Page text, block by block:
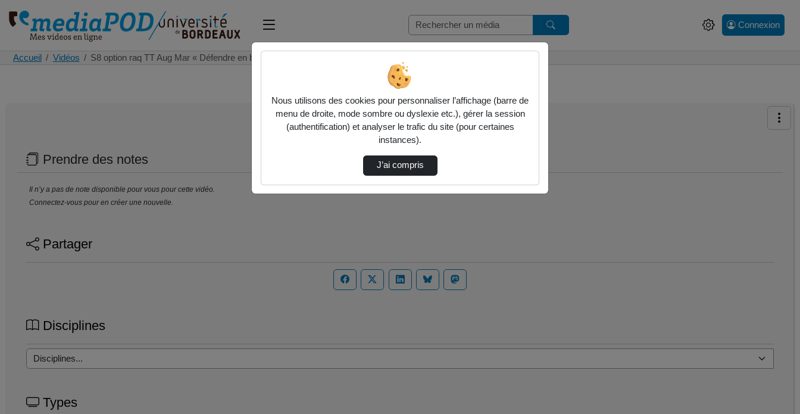
Connexion
Accueil Vidéos S8 option raq TT Aug Mar « Défendre en balle…
Prendre des notes
Il n’y a pas de note disponible pour vous pour cette vidéo.
Connectez-vous pour en créer une nouvelle.
Partager
Disciplines
Types
Nous utilisons des cookies pour personnaliser l’affichage (barre de
menu de droite, mode sombre ou dyslexie etc.), gérer la session
(authentification) et analyser le trafic du site (pour certaines
instances).
J’ai compris